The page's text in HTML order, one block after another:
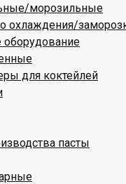
морозильные
охлаждения/
оборудование
для коктейлей
пасты